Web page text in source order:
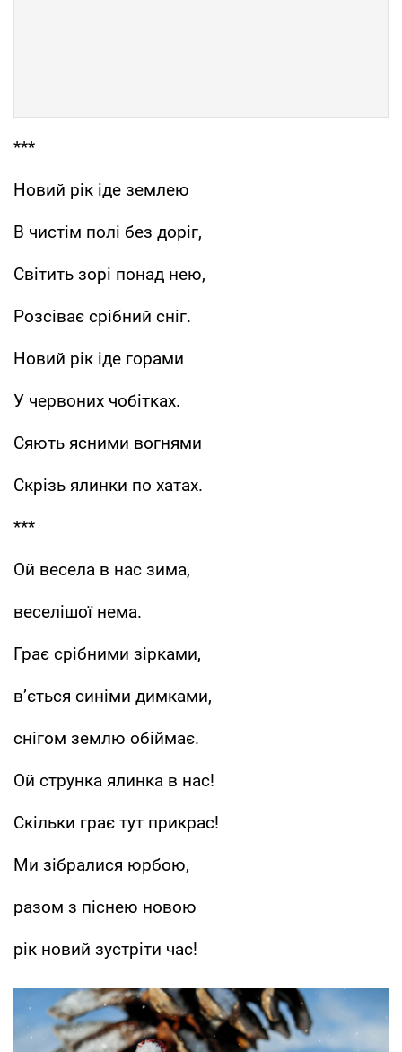
***
Новий рік іде землею
В чистім полі без доріг,
Світить зорі понад нею,
Розсіває срібний сніг.
Новий рік іде горами
У червоних чобітках.
Сяють ясними вогнями
Скрізь ялинки по хатах.
***
Ой весела в нас зима,
веселішої нема.
Грає срібними зірками,
в’ється синіми димками,
снігом землю обіймає.
Ой струнка ялинка в нас!
Скільки грає тут прикрас!
Ми зібралися юрбою,
разом з піснею новою
рік новий зустріти час!